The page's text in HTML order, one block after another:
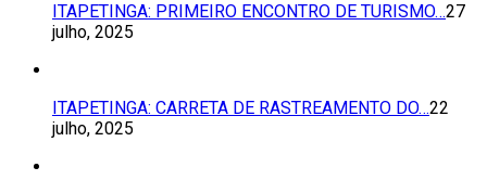
ITAPETINGA: PRIMEIRO ENCONTRO DE TURISMO…27
julho, 2025
ITAPETINGA: CARRETA DE RASTREAMENTO DO…22
julho, 2025